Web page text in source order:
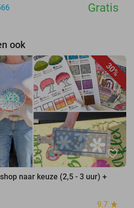
Gratis
ook
30%
favorite_border
naar keuze (2,5 - 3 uur) +
9.7 star